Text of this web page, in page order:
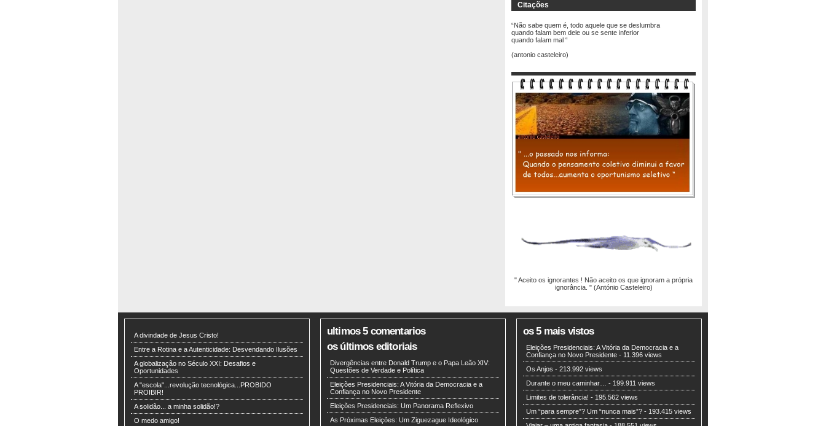
Citações
“Não sabe quem é, todo aquele que se deslumbra
quando falam bem dele ou se sente inferior
quando falam mal “
(antonio casteleiro)
" Aceito os ignorantes ! Não aceito os que ignoram a própria
ignorância. " (António Casteleiro)
A divindade de Jesus Cristo!
Entre a Rotina e a Autenticidade: Desvendando Ilusões
A globalização no Século XXI: Desafios e
Oportunidades
A "escola"...revolução tecnológica...PROBIDO
PROIBIR!
A solidão... a minha solidão!?
O medo amigo!
ultimos 5 comentarios
os últimos editoriais
Divergências entre Donald Trump e o Papa Leão XIV:
Questões de Verdade e Política
Eleições Presidenciais: A Vitória da Democracia e a
Confiança no Novo Presidente
Eleições Presidenciais: Um Panorama Reflexivo
As Próximas Eleições: Um Ziguezague Ideológico
os 5 mais vistos
Eleições Presidenciais: A Vitória da Democracia e a
Confiança no Novo Presidente - 11.396 views
Os Anjos - 213.992 views
Durante o meu caminhar…
- 199.911 views
Limites de tolerância! - 195.562 views
Um “para sempre”? Um “nunca mais”? - 193.415 views